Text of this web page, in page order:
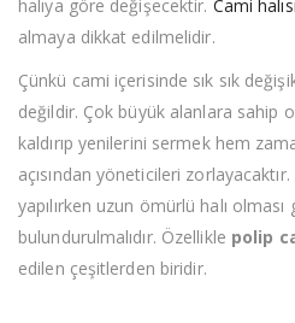
halıya göre değişecektir. Cami halısı
almaya dikkat edilmelidir.
Çünkü cami içerisinde sık sık
değildir. Çok büyük alanlara sahip
kaldırıp yenilerini sermek hem
açısından yöneticileri
yapılırken uzun ömürlü halı
bulundurulmalıdır. Özellikle polip
edilen çeşitlerden biridir.